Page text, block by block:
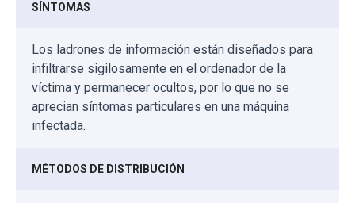
SÍNTOMAS
Los ladrones de información están diseñados para
infiltrarse sigilosamente en el ordenador de la
víctima y permanecer ocultos, por lo que no se
aprecian síntomas particulares en una máquina
infectada.
MÉTODOS DE DISTRIBUCIÓN